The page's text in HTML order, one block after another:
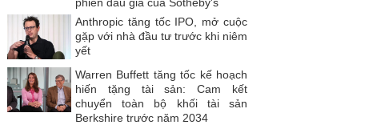
Anthropic tăng tốc IPO, mở cuộc
gặp với nhà đầu tư trước khi niêm
yết
Warren Buffett tăng tốc kế hoạch
hiến tặng tài sản: Cam kết
chuyển toàn bộ khối tài sản
Berkshire trước năm 2034